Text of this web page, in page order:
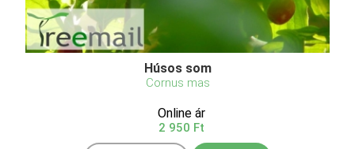
Húsos som
Cornus mas
Online ár
2 950 Ft